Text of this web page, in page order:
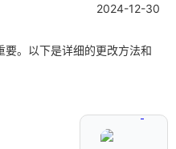
2024-12-30
。以下是详细的更改方法和